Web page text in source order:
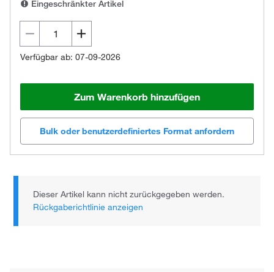
Eingeschränkter Artikel
Verfügbar ab: 07-09-2026
Zum Warenkorb hinzufügen
Bulk oder benutzerdefiniertes Format anfordern
Dieser Artikel kann nicht zurückgegeben werden.
Rückgaberichtlinie anzeigen